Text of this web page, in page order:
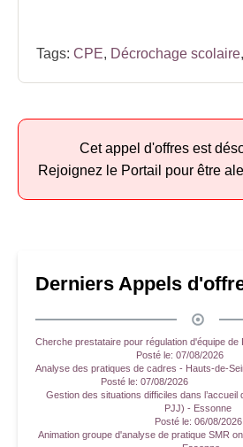
Tags: CPE, Décrochage scolaire,
Cet appel d'offres est
Rejoignez le Portail pour être
Derniers Appels
Cherche prestataire pour régulation d'équipe de
Posté le: 07/08/2026
Analyse des pratiques de cadres - Hauts-de-
Posté le: 07/08/2026
Gestion des situations difficiles dans
PJJ) - Essonne
Posté le: 06/08/2026
Animation groupe d'analyse de pratique SMR